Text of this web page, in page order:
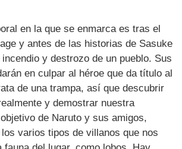
en la que se enmarca es tras el
y antes de las historias de Sasuke
y destrozo de un pueblo. Sus
en culpar al héroe que da título al
de una trampa, así que descubrir
y demostrar nuestra
de Naruto y sus amigos,
varios tipos de villanos que nos